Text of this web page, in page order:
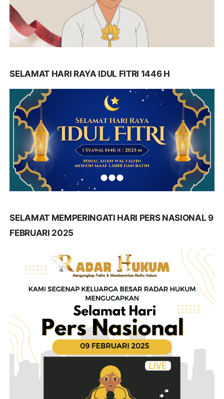
SELAMAT HARI RAYA IDUL FITRI 1446 H
SELAMAT MEMPERINGATI HARI PERS NASIONAL 9
FEBRUARI 2025